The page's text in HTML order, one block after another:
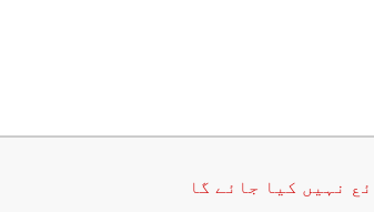
نہیں کیا جائے گا